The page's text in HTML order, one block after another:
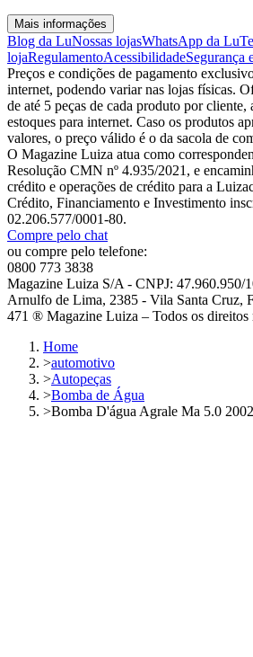
Mais informações
Blog da LuNossas lojasWhatsApp da Lu
lojaRegulamentoAcessibilidadeSegurança
Preços e condições de pagamento
internet, podendo variar nas lojas físicas.
de até 5 peças de cada produto por cliente,
estoques para internet. Caso os produtos
valores, o preço válido é o da sacola de
O Magazine Luiza atua como
Resolução CMN nº 4.935/2021, e
crédito e operações de crédito para a
Crédito, Financiamento e Investimento
02.206.577/0001-80.
Compre pelo chat
ou compre pelo telefone:
0800 773 3838
Magazine Luiza S/A - CNPJ: 47.960.950/
Arnulfo de Lima, 2385 - Vila Santa Cruz,
471 ® Magazine Luiza – Todos os direitos
Home
>automotivo
>Autopeças
>Bomba de Água
>Bomba D'água Agrale Ma 5.0